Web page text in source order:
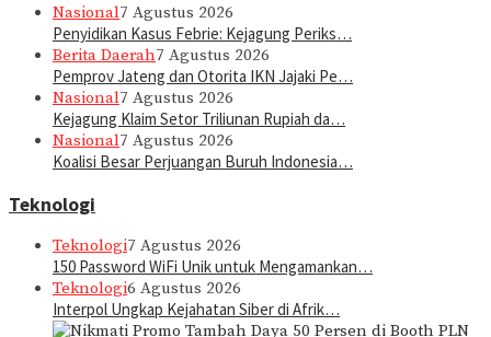
Nasional7 Agustus 2026
Penyidikan Kasus Febrie: Kejagung Periks…
Berita Daerah7 Agustus 2026
Pemprov Jateng dan Otorita IKN Jajaki Pe…
Nasional7 Agustus 2026
Kejagung Klaim Setor Triliunan Rupiah da…
Nasional7 Agustus 2026
Koalisi Besar Perjuangan Buruh Indonesia…
Teknologi
Teknologi7 Agustus 2026
150 Password WiFi Unik untuk Mengamankan…
Teknologi6 Agustus 2026
Interpol Ungkap Kejahatan Siber di Afrik…